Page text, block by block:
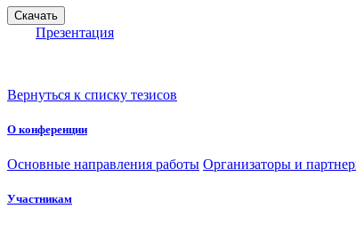
Презентация
Вернуться к списку тезисов
О конференции
Основные направления работы Организаторы и
Участникам